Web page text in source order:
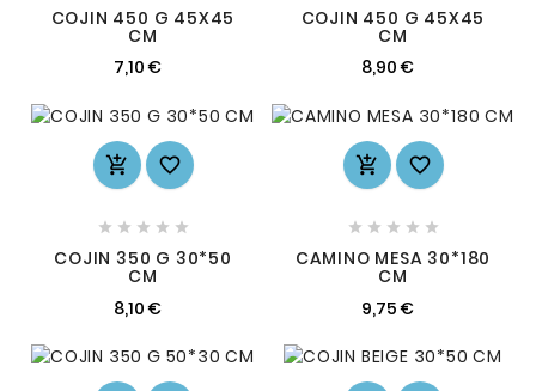
COJIN 450 G 45X45
CM
7,10 €
COJIN 450 G 45X45
CM
8,90 €
 
    
COJIN 350 G 30*50
CM
8,10 €
 
    
CAMINO MESA 30*180
CM
9,75 €